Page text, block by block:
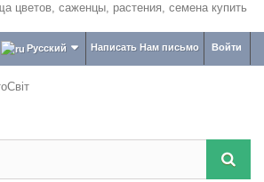
Войти
Написать Нам письмо
Русский